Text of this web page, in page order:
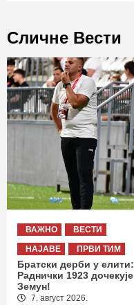
Сличне Вести
ВАЖНО
ВЕСТИ
НАЈАВЕ
ПРВИ ТИМ
Братски дерби у елити:
Раднички 1923 дочекује
Земун!
7. август 2026.